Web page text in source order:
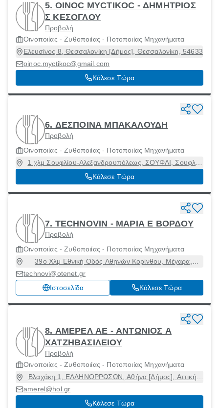
5. OINOC MYCTIKOC - ΔΗΜΗΤΡΙΟΣ
Σ ΚΕΣΟΓΛΟΥ
Προβολή
Οινοποιίας - Ζυθοποιίας - Ποτοποιίας Μηχανήματα
Ελευσίνος 8, Θεσσαλονίκη [Δήμος], Θεσσαλονίκη, 54633
oinoc.myctikoc@gmail.com
Κάλεσε Τώρα
6. ΔΕΣΠΟΙΝΑ ΜΠΑΚΑΛΟΥΔΗ
Προβολή
Οινοποιίας - Ζυθοποιίας - Ποτοποιίας Μηχανήματα
1 χλμ Σουφλίου-Αλεξανδρουπόλεως, ΣΟΥΦΛΙ, Σουφλί,
Έβρος, 68400
Κάλεσε Τώρα
7. TECHNOVIN - ΜΑΡΙΑ Ε ΒΟΡΔΟΥ
Προβολή
Οινοποιίας - Ζυθοποιίας - Ποτοποιίας Μηχανήματα
39ο Χλμ Εθνική Οδός Αθηνών Κορίνθου, Μέγαρα,
technovi@otenet.gr
Ιστοσελίδα
Κάλεσε Τώρα
8. ΑΜΕΡΕΛ ΑΕ - ΑΝΤΩΝΙΟΣ Α
ΧΑΤΖΗΒΑΣΙΛΕΙΟΥ
Προβολή
Οινοποιίας - Ζυθοποιίας - Ποτοποιίας Μηχανήματα
Βλαχάκη 1, ΕΛΛΗΝΟΡΡΩΣΩΝ, Αθήνα [Δήμος], Αττική,
amerel@hol.gr
Κάλεσε Τώρα